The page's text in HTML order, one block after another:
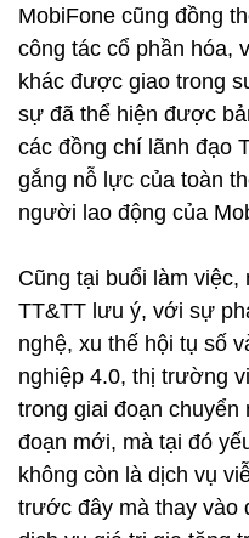
MobiFone cũng đồng
công tác cổ phần hóa,
khác được giao trong
sự đã thể hiện được
các đồng chí lãnh đạo
gắng nỗ lực của toàn
người lao động của
Cũng tại buổi làm
TT&TT lưu ý, với sự
nghệ, xu thế hội tụ số
nghiệp 4.0, thị trường
trong giai đoạn
đoạn mới, mà tại đó
không còn là dịch vụ
trước đây mà thay vào